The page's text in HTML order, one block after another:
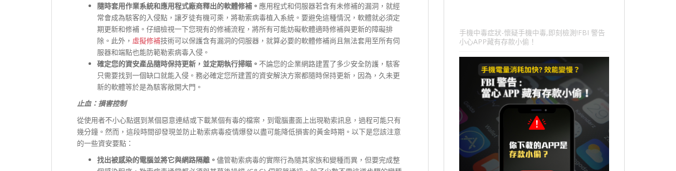
隨時套用作業系統和應用程式廠商釋出的軟體修補。 應用程式和伺服器若含有未修補的漏洞，就經
常會成為駭客的入侵點，讓歹徒有機可乘，將勒索病毒植入系統。要避免這種情況，軟體就必須定
期更新和修補。仔細檢視一下您現有的修補流程，將所有可能妨礙軟體適時修補與更新的障礙排
除。此外， 虛擬修補技術可以保護含有漏洞的伺服器，就算必要的軟體修補尚且無法套用至所有伺
服器和端點也能防範勒索病毒入侵。
確定您的資安產品隨時保持更新，並定期執行掃瞄。 不論您的企業網路建置了多少安全防護，駭客
只需要找到一個缺口就能入侵。務必確定您所建置的資安解決方案都隨時保持更新，因為，久未更
新的軟體等於是為駭客敞開大門。
止血：損害控制
從使用者不小心點選到某個惡意連結或下載某個有毒的檔案，到電腦畫面上出現勒索訊息，過程可能只有
幾分鐘。然而，這段時間卻發現並防止勒索病毒疫情爆發以盡可能降低損害的黃金時期。以下是您該注意
的一些資安要點：
找出被感染的電腦並將它與網路隔離。 儘管勒索病毒的實際行為隨其家族和變種而異，但要完成整
手機中毒症狀-懷疑手機中毒,即刻檢測!FBI 警告
小心APP藏有存款小偷！